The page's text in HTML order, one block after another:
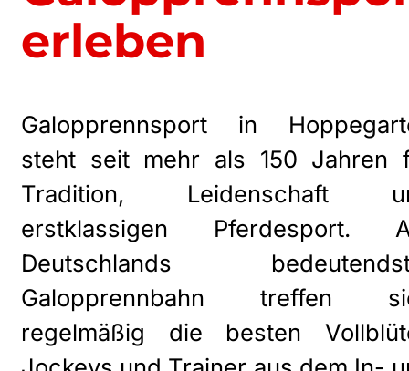
erleben
Galopprennsport in
steht seit mehr als 150 Jahren
Tradition, Leidenschaft
erstklassigen Pferdesport.
Deutschlands
Galopprennbahn treffen
regelmäßig die besten